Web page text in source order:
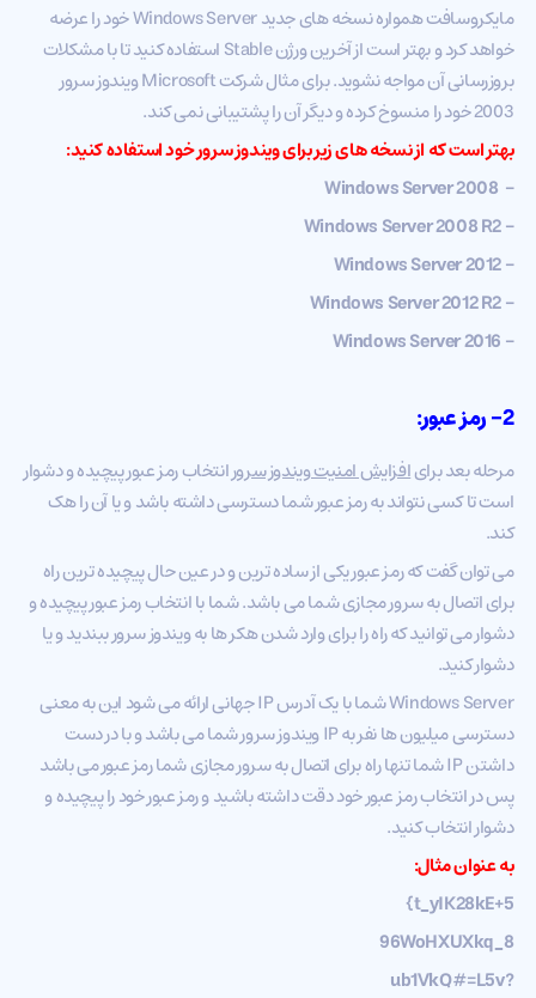
مایکروسافت همواره نسخه های جدید Windows Server خود را عرضه
خواهد کرد و بهتر است از آخرین ورژن Stable استفاده کنید تا با مشکلات
بروزرسانی آن مواجه نشوید. برای مثال شرکت Microsoft ویندوز سرور
2003 خود را منسوخ کرده و دیگر آن را پشتیبانی نمی کند.
بهتر است که از نسخه های زیر برای ویندوز سرور خود استفاده کنید:
– Windows Server 2008
– Windows Server 2008 R2
– Windows Server 2012
– Windows Server 2012 R2
– Windows Server 2016
2- رمز عبور:
مرحله بعد برایافزایش امنیت ویندوز سرورانتخاب رمز عبور پیچیده و دشوار
است تا کسی نتواند به رمز عبور شما دسترسی داشته باشد و یا آن را هک
کند.
می توان گفت که رمز عبور یکی از ساده ترین و در عین حال پیچیده ترین راه
برای اتصال به سرور مجازی شما می باشد. شما با انتخاب رمز عبور پیچیده و
دشوار می توانید که راه را برای وارد شدن هکر ها به ویندوز سرور ببندید و یا
دشوار کنید.
Windows Server شما با یک آدرس IP جهانی ارائه می شود این به معنی
دسترسی میلیون ها نفر به IP ویندوز سرور شما می باشد و با در دست
داشتن IP شما تنها راه برای اتصال به سرور مجازی شما رمز عبور می باشد
پس در انتخاب رمز عبور خود دقت داشته باشید و رمز عبور خود را پیچیده و
دشوار انتخاب کنید.
به عنوان مثال:
t_yIK28kE+5}
8_96WoHXUXkq
?ub1VkQ#=L5v